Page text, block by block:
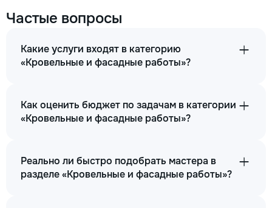
Частые вопросы
Какие услуги входят в категорию
«Кровельные и фасадные работы»?
Как оценить бюджет по задачам в категории
«Кровельные и фасадные работы»?
Реально ли быстро подобрать мастера в
разделе «Кровельные и фасадные работы»?